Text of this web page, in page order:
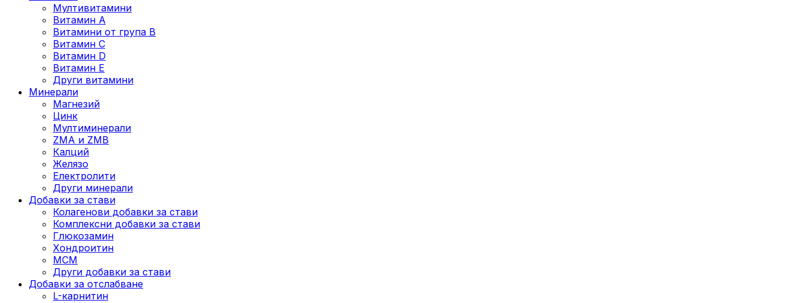
Мултивитамини
Витамин А
Витамини от група B
Витамин C
Витамин D
Витамин E
Други витамини
Минерали
Магнезий
Цинк
Мултиминерали
ZMA и ZMB
Калций
Желязо
Електролити
Други минерали
Добавки за стави
Колагенови добавки за стави
Комплексни добавки за стави
Глюкозамин
Хондроитин
МСМ
Други добавки за стави
Добавки за отслабване
L-карнитин